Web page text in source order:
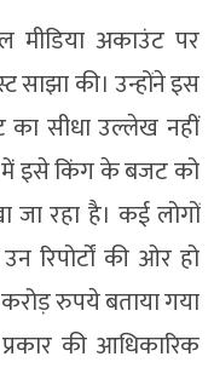
मीडिया अकाउंट पर
की। उन्होंने इस
का सीधा उल्लेख नहीं
इसे किंग के बजट को
रहा है। कई लोगों
रिपोर्टों की ओर हो
रुपये बताया गया
की आधिकारिक